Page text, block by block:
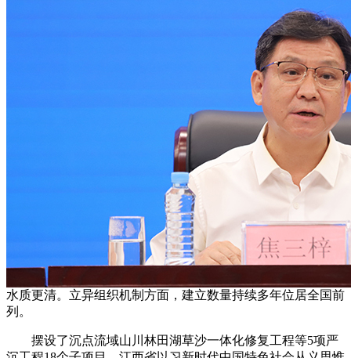
水质更清。立异组织机制方面，建立数量持续多年位居全国前
列。
摆设了沉点流域山川林田湖草沙一体化修复工程等5项严